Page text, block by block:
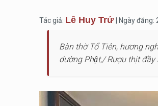
Tác giả: Lê Huy Trứ | Ngày
Bàn thờ Tổ Tiên, hương
dường Phật,/ Rượu thịt